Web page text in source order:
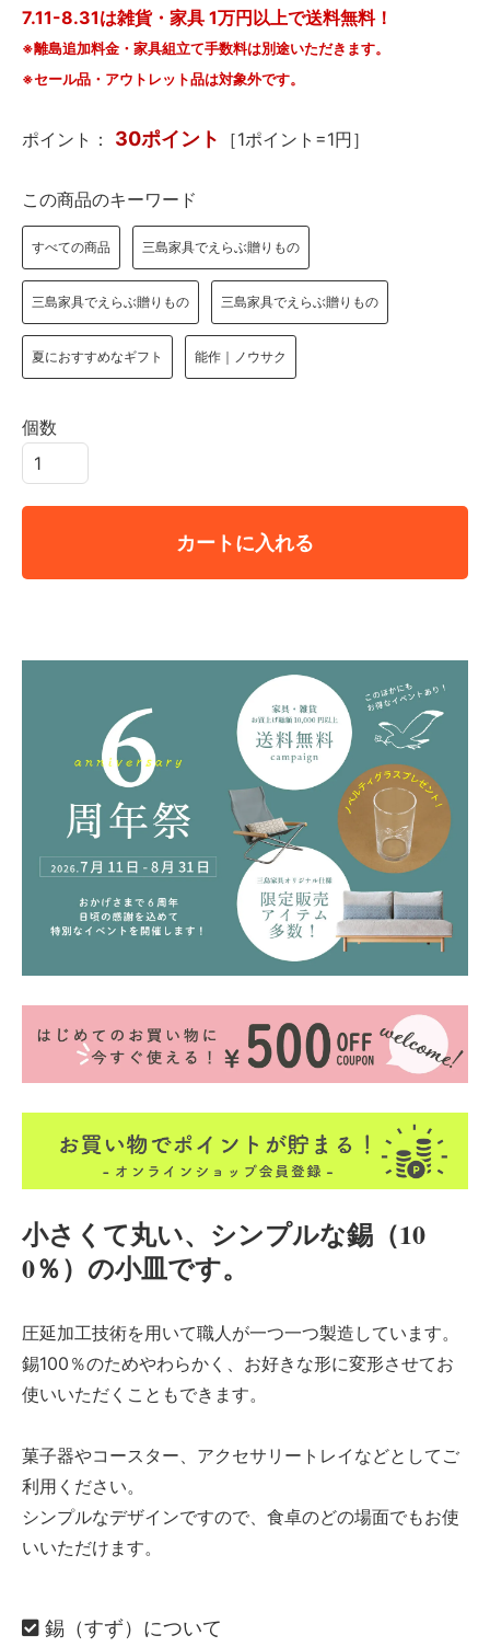
7.11-8.31は雑貨・家具 1万円以上で送料無料！
※離島追加料金・家具組立て手数料は別途いただきます。
※セール品・アウトレット品は対象外です。
ポイント： 30ポイント ［1ポイント=1円］
この商品のキーワード
すべての商品 三島家具でえらぶ贈りもの
三島家具でえらぶ贈りもの 三島家具でえらぶ贈りもの
夏におすすめなギフト 能作｜ノウサク
個数
カートに入れる
小さくて丸い、シンプルな錫（10
0％）の小皿です。
圧延加工技術を用いて職人が一つ一つ製造しています。
錫100％のためやわらかく、お好きな形に変形させてお
使いいただくこともできます。
菓子器やコースター、アクセサリートレイなどとしてご
利用ください。
シンプルなデザインですので、食卓のどの場面でもお使
いいただけます。
錫（すず）について